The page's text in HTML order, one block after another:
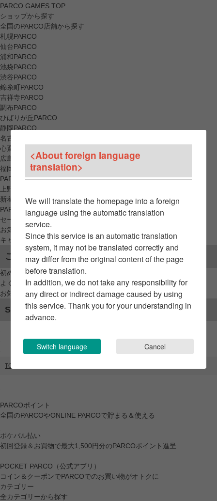
PARCO GAMES TOP
ショップから探す
全国のPARCO店舗から探す
札幌PARCO
仙台PARCO
浦和PARCO
池袋PARCO
渋谷PARCO
錦糸町PARCO
吉祥寺PARCO
調布PARCO
ひばりが丘PARCO
静岡PARCO
名古屋PARCO
心斎橋PARCO
広島PARCO
福岡PARCO
PARCO_ya
上野
新着アイテムから探す
PARCO限定アイテムから探す
セールアイテムから探す
お気に入りから探す
キャンペーン/クーポン対象から探す
ご利用案内
初めてのお客様へ
よくあるご質問 / お問い合わせ
お知らせ
SNSアカウント
TOP
PARCOポイント
全国のPARCOやONLINE PARCOで貯まる＆使える
ポケパル払い
初回登録＆お買物で最大1,500円分のPARCOポイント進呈
POCKET PARCO（公式アプリ）
コイン＆クーポンでPARCOでのお買い物がオトクに
カテゴリー
全カテゴリーから探す
<About foreign language
translation>
We will translate the homepage into a foreign
language using the automatic translation
service.
Since this service is an automatic translation
system, it may not be translated correctly and
may differ from the original content of the page
before translation.
In addition, we do not take any responsibility for
any direct or indirect damage caused by using
this service. Thank you for your understanding in
advance.
Switch language Cancel